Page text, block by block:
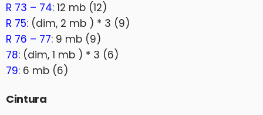
R 73 – 74: 12 mb (12)
R 75: (dim, 2 mb ) * 3 (9)
R 76 – 77: 9 mb (9)
78: (dim, 1 mb ) * 3 (6)
79: 6 mb (6)
Cintura